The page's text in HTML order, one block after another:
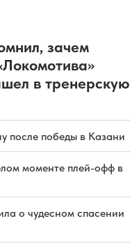
зачем
в тренерскую
после победы в Казани
моменте плей-офф в
о чудесном спасении